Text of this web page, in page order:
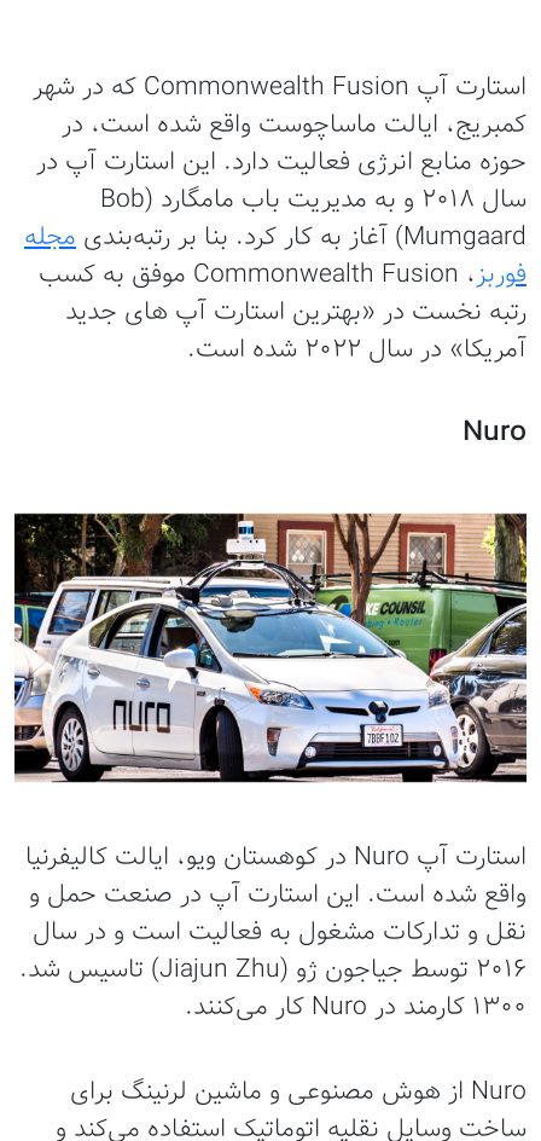
استارت آپ Commonwealth Fusion که در شهر
کمبریج، ایالت ماساچوست واقع شده است، در
حوزه منابع انرژی فعالیت دارد. این استارت آپ در
سال ۲۰۱۸ و به مدیریت باب مامگارد (Bob
Mumgaard) آغاز به کار کرد. بنا بر رتبه‌بندی
مجله
فوربز
، Commonwealth Fusion موفق به کسب
رتبه نخست در «بهترین استارت آپ های جدید
آمریکا» در سال ۲۰۲۲ شده است.
Nuro
استارت آپ Nuro در کوهستان ویو، ایالت کالیفرنیا
واقع شده است. این استارت آپ در صنعت حمل و
نقل و تدارکات مشغول به فعالیت است و در سال
۲۰۱۶ توسط جیاجون ژو (Jiajun Zhu) تاسیس شد.
۱۳۰۰ کارمند در Nuro کار می‌کنند.
Nuro از هوش مصنوعی و ماشین لرنینگ برای
ساخت وسایل نقلیه اتوماتیک استفاده می‌کند و